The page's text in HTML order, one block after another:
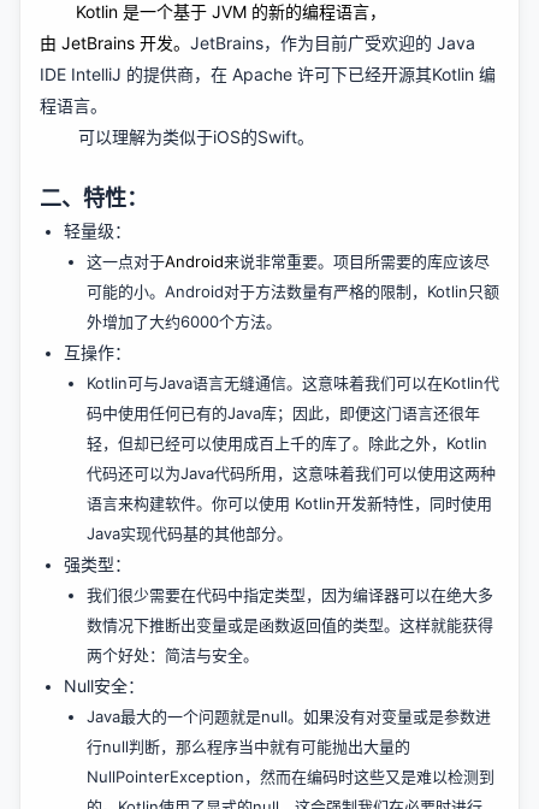
Kotlin 是一个基于 JVM 的新的编程语言，
由 JetBrains 开发。 JetBrains，作为目前广受欢迎的 Java
IDE IntelliJ 的提供商，在 Apache 许可下已经开源其Kotlin 编
程语言。
可以理解为类似于iOS的Swift。
二、特性：
轻量级：
这一点对于Android来说非常重要。项目所需要的库应该尽
可能的小。Android对于方法数量有严格的限制，Kotlin只额
外增加了大约6000个方法。
互操作：
Kotlin可与Java语言无缝通信。这意味着我们可以在Kotlin代
码中使用任何已有的Java库；因此，即便这门语言还很年
轻，但却已经可以使用成百上千的库了。除此之外，Kotlin
代码还可以为Java代码所用，这意味着我们可以使用这两种
语言来构建软件。你可以使用 Kotlin开发新特性，同时使用
Java实现代码基的其他部分。
强类型：
我们很少需要在代码中指定类型，因为编译器可以在绝大多
数情况下推断出变量或是函数返回值的类型。这样就能获得
两个好处：简洁与安全。
Null安全：
Java最大的一个问题就是null。如果没有对变量或是参数进
行null判断，那么程序当中就有可能抛出大量的
NullPointerException，然而在编码时这些又是难以检测到